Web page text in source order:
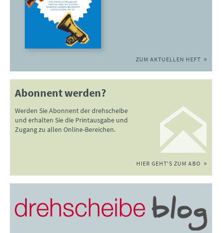
ZUM AKTUELLEN HEFT
Abonnent werden?
Werden Sie Abonnent der drehscheibe
und erhalten Sie die Printausgabe und
Zugang zu allen Online-Bereichen.
HIER GEHT'S ZUM ABO